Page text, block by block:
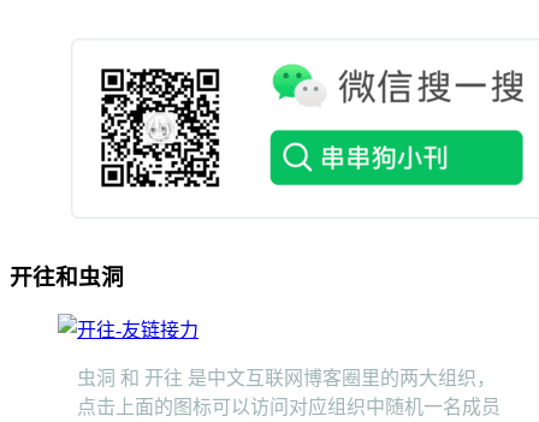
开往和虫洞
虫洞 和 开往 是中文互联网博客圈里的两大组织，
点击上面的图标可以访问对应组织中随机一名成员